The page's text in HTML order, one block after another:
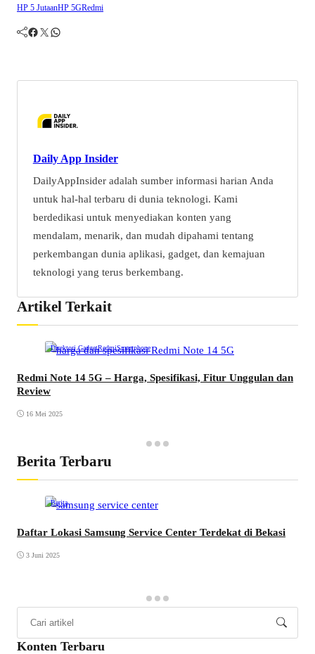
HP 5 JutaanHP 5GRedmi
Facebook Twitter WhatsApp
Daily App Insider
DailyAppInsider adalah sumber informasi harian Anda
untuk hal-hal terbaru di dunia teknologi. Kami
berdedikasi untuk menyediakan konten yang
mendalam, menarik, dan mudah dipahami tentang
perkembangan dunia aplikasi, gadget, dan kemajuan
teknologi yang terus berkembang.
Artikel Terkait
Direktori GadgetRedmiSmartphone
Redmi Note 14 5G – Harga, Spesifikasi, Fitur Unggulan dan
Review
16 Mei 2025
Berita Terbaru
Berita
Daftar Lokasi Samsung Service Center Terdekat di Bekasi
3 Juni 2025
Konten Terbaru